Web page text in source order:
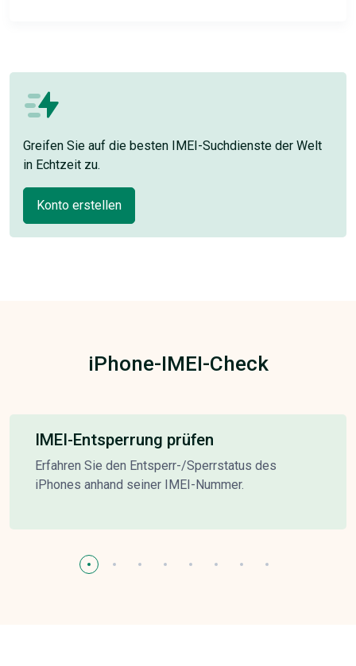
Greifen Sie auf die besten IMEI-Suchdienste der Welt
in Echtzeit zu.
Konto erstellen
iPhone-IMEI-Check
IMEI-Entsperrung prüfen
Erfahren Sie den Entsperr-/Sperrstatus des
iPhones anhand seiner IMEI-Nummer.